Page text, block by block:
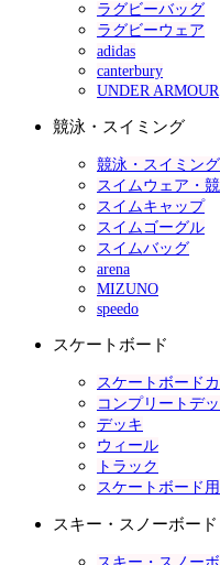
ラグビーバッグ
ラグビーウェア
adidas
canterbury
UNDER ARMOUR
競泳・スイミング
競泳・スイミン
スイムウェア・
スイムキャップ
スイムゴーグル
スイムバッグ
arena
MIZUNO
speedo
スケートボード
スケートボード
コンプリートデ
デッキ
ウィール
トラック
スケートボード
スキー・スノーボード